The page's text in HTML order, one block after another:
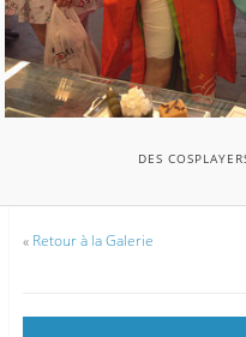
DES
« Retour à la Galerie